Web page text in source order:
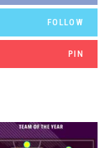
FOLLOW
PIN